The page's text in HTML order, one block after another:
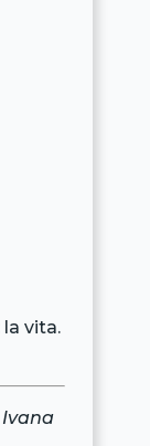
vita.
Ivana